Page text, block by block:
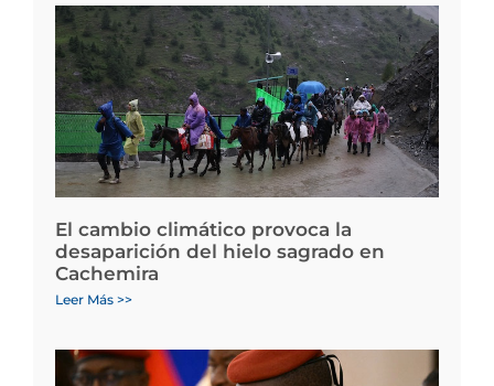
El cambio climático provoca la
desaparición del hielo sagrado en
Cachemira
Leer Más >>